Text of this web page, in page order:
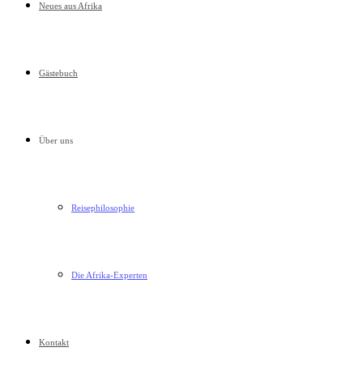
Neues aus Afrika
Gästebuch
Über uns
Reisephilosophie
Die Afrika-Experten
Kontakt